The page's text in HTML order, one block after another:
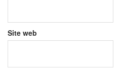
Site web